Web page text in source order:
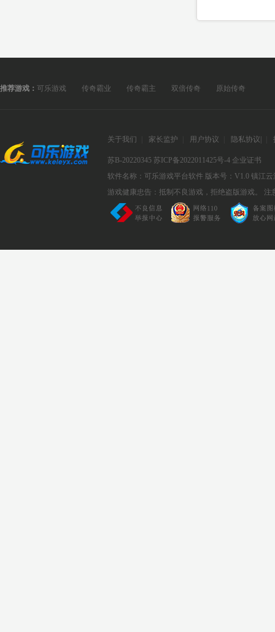
推荐游戏： 可乐游戏 传奇霸业 传奇霸主 双倍传奇 原始传奇
关于我们 家长监护 用户协议 隐私协议|
苏B-20220345 苏ICP备2022011425号-4 企业证书
软件名称：可乐游戏平台软件 版本号：V1.0 镇江云
游戏健康忠告：抵制不良游戏，拒绝盗版游戏。